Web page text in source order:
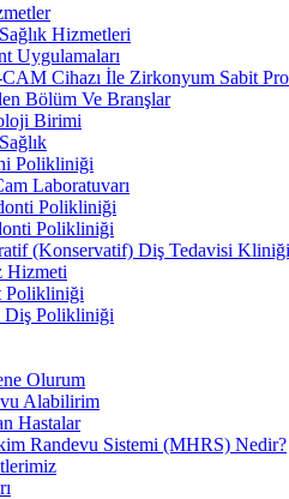
Hizmetleri
Uygulamaları
Cihazı İle Zirkonyum Sabit
Bölüm Ve Branşlar
Birimi
Polikliniği
Laboratuvarı
Polikliniği
Polikliniği
(Konservatif) Diş Tedavisi Kliniği
Hizmeti
Polikliniği
Diş Polikliniği
Olurum
Alabilirim
Hastalar
Randevu Sistemi (MHRS) Nedir?